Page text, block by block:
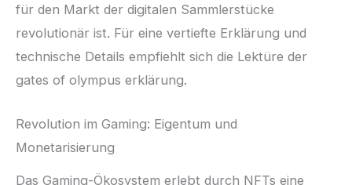
für den Markt der digitalen Sammlerstücke
revolutionär ist. Für eine vertiefte Erklärung und
technische Details empfiehlt sich die Lektüre der
gates of olympus erklärung.
Revolution im Gaming: Eigentum und
Monetarisierung
Das Gaming-Ökosystem erlebt durch NFTs eine